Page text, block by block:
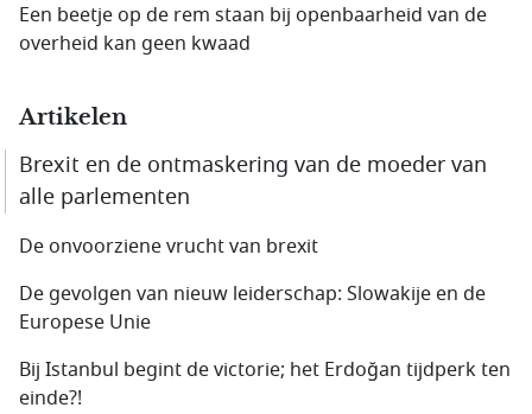
Een beetje op de rem staan bij openbaarheid van de
overheid kan geen kwaad
Artikelen
Brexit en de ontmaskering van de moeder van
alle parlementen
De onvoorziene vrucht van brexit
De gevolgen van nieuw leiderschap: Slowakije en de
Europese Unie
Bij Istanbul begint de victorie; het Erdoğan tijdperk ten
einde?!